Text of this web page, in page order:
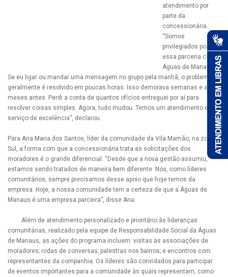
atendimento por
parte da
concessionária.
“Somos
privilegiados por ter
essa parceria com a
Águas de Manaus.
Se eu ligar ou mandar uma mensagem no grupo pela manhã, o problema
geralmente é resolvido em poucas horas. Isso demorava semanas e até
meses antes. Perdi a conta de quantos ofícios entreguei por aí para
resolver coisas simples. Agora, tudo mudou. Temos um atendimento e um
serviço de excelência”, declarou.
Para Ana Maria dos Santos, líder da comunidade da Vila Mamão, na zona
Sul, a forma com que a concessionária trata as solicitações dos
moradores é o grande diferencial. “Desde que a nova gestão assumiu,
estamos sendo tratados de maneira bem diferente. Nós, como líderes
comunitários, sempre precisamos desse apoio que hoje temos da
empresa. Hoje, a nossa comunidade tem a certeza de que a Águas de
Manaus é uma empresa parceira”, disse Ana.
Além de atendimento personalizado e prioritário às lideranças
comunitárias, realizado pela equipe de Responsabilidade Social da Águas
de Manaus, as ações do programa incluem: visitas às associações de
moradores; rodas de conversas; palestras nos bairros; e encontros com
representantes da companhia. Os líderes são convidados para participar
de eventos importantes para a comunidade às quais representam, como